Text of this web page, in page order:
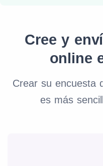
Cree y
online
Crear su encuesta
es más